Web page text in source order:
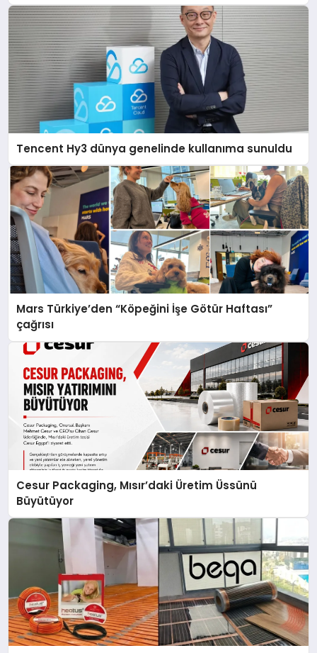
Tencent Hy3 dünya genelinde kullanıma sunuldu
Mars Türkiye’den “Köpeğini İşe Götür Haftası”
çağrısı
Cesur Packaging, Mısır’daki Üretim Üssünü
Büyütüyor